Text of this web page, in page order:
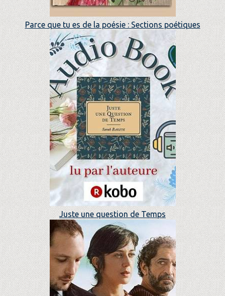
Parce que tu es de la poésie : Sections poétiques
Juste une question de Temps